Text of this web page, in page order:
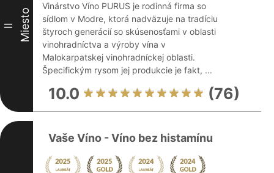
II Miesto
Vinárstvo Víno PURUS je rodinná firma so
sídlom v Modre, ktorá nadväzuje na tradíciu
štyroch generácií so skúsenosťami v oblasti
vinohradníctva a výroby vína v
Malokarpatskej vinohradníckej oblasti.
Špecifickým rysom jej produkcie je fakt, ...
10.0 (76)
Vaše Víno - Víno bez histamínu